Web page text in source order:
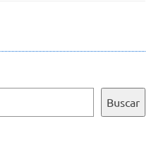
Buscar